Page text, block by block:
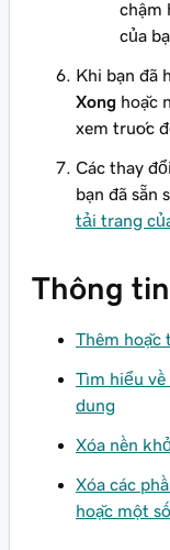
chậm
của
Khi bạn đã
Xong hoặc
xem trước
Các thay
bạn đã sẵn
tải trang
Thông
Thêm hoặc
Tìm hiểu
dung
Xóa nền
Xóa các
hoặc một